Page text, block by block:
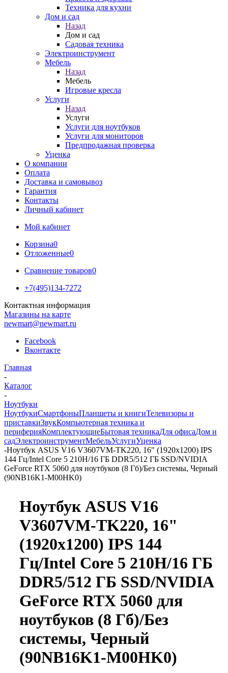
Техника для кухни
Дом и сад
Назад
Дом и сад
Садовая техника
Электроинструмент
Мебель
Назад
Мебель
Игровые кресла
Услуги
Назад
Услуги
Услуги для ноутбуков
Услуги для мониторов
Предпродажная проверка
Уценка
О компании
Оплата
Доставка и самовывоз
Гарантия
Контакты
Личный кабинет
Мой кабинет
Корзина0
Отложенные0
Сравнение товаров0
+7(495)134-7272
Контактная информация
Магазины на карте
newmart@newmart.ru
Facebook
Вконтакте
Главная
-
Каталог
-
Ноутбуки
НоутбукиСмартфоныПланшеты и книгиТелевизоры и
приставкиЗвукКомпьютерная техника и
периферияКомплектующиеБытовая техникаДля офисаДом и
садЭлектроинструментМебельУслугиУценка
-Ноутбук ASUS V16 V3607VM-TK220, 16" (1920x1200) IPS
144 Гц/Intel Core 5 210H/16 ГБ DDR5/512 ГБ SSD/NVIDIA
GeForce RTX 5060 для ноутбуков (8 Гб)/Без системы, Черный
(90NB16K1-M00HK0)
Ноутбук ASUS V16
V3607VM-TK220, 16"
(1920x1200) IPS 144
Гц/Intel Core 5 210H/16 ГБ
DDR5/512 ГБ SSD/NVIDIA
GeForce RTX 5060 для
ноутбуков (8 Гб)/Без
системы, Черный
(90NB16K1-M00HK0)